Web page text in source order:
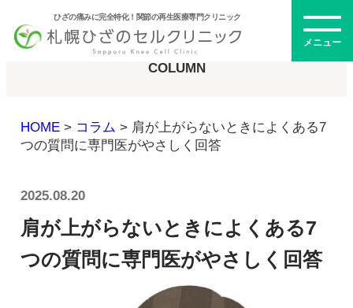
ひざの痛みに完全特化！関節の再生医療専門クリニック
メニュー
初めての方へ
ひざの再生医療とは
幹細胞治療
再生医療とは
コラム
COLUMN
HOME> コラム > 肩が上がらないときによくある7
つの質問に専門医がやさしく回答
2025.08.20
肩が上がらないときによくある7
つの質問に専門医がやさしく回答